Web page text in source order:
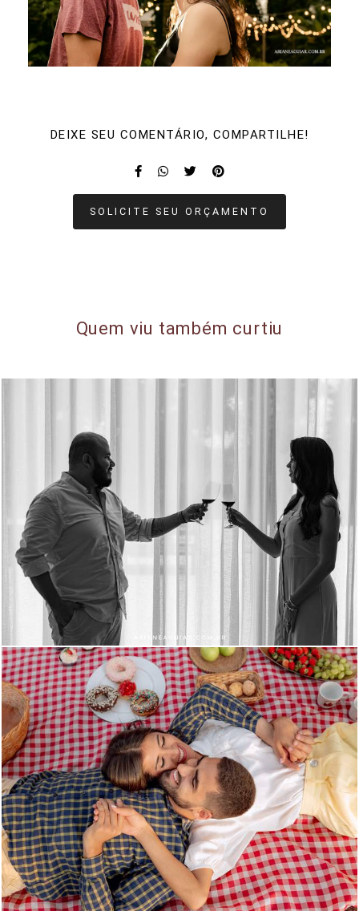
DEIXE SEU COMENTÁRIO, COMPARTILHE!
SOLICITE SEU ORÇAMENTO
Quem viu também curtiu
680
2740 36